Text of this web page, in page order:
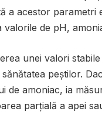
a acestor parametri
valorile de pH,
unei valori
peștilor.
de amoniac, ia
parțială a apei